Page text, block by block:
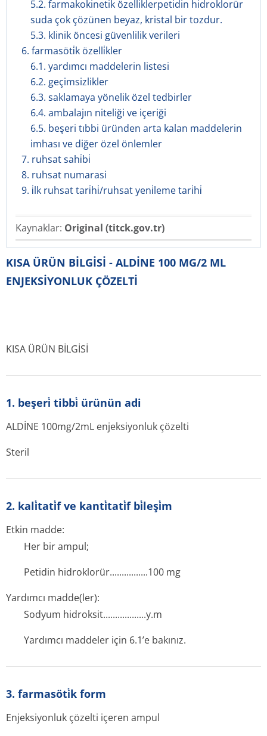
5.2. farmakokinetik özelliklerpetidin hidroklorür
suda çok çözünen beyaz, kristal bir tozdur.
5.3. klinik öncesi güvenlilik verileri
6. farmasöti̇k özelli̇kler
6.1. yardımcı maddelerin listesi
6.2. geçimsizlikler
6.3. saklamaya yönelik özel tedbirler
6.4. ambalajın niteliği ve içeriği
6.5. beşeri tıbbi üründen arta kalan maddelerin
imhası ve diğer özel önlemler
7. ruhsat sahi̇bi̇
8. ruhsat numarasi
9. i̇lk ruhsat tari̇hi̇/ruhsat yeni̇leme tari̇hi̇
Kaynaklar: Original (titck.gov.tr)
KISA ÜRÜN BİLGİSİ - ALDİNE 100 MG/2 ML
ENJEKSİYONLUK ÇÖZELTİ
KISA ÜRÜN BİLGİSİ
1. beşeri̇ tibbi̇ ürünün adi
ALDİNE 100mg/2mL enjeksiyonluk çözelti
Steril
2. kali̇tati̇f ve kanti̇tati̇f bi̇leşi̇m
Etkin madde:
Her bir ampul;
Petidin hidroklorür..­.............­.100 mg
Yardımcı madde(ler):
Sodyum hidroksit....­.............­.y.m
Yardımcı maddeler için 6.1’e bakınız.
3. farmasöti̇k form
Enjeksiyonluk çözelti içeren ampul